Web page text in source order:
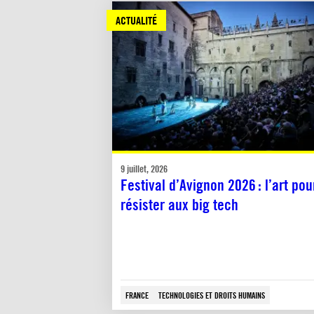
ACTUALITÉ
9 juillet, 2026
Festival d’Avignon 2026 : l’art
résister aux big tech
FRANCE TECHNOLOGIES ET DROITS HUMAINS